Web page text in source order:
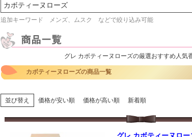
検索
追加キーワード メンズ、ムスク などで絞り込み可能
グレ カボティーヌローズの厳選おすすめ人
カボティーヌローズの商品一覧
並び替え 価格が安い順 価格が高い順 新着順
商品が早く届いたのでよか
ったです。また利用させて
好きな香水を、いろいろ少
量試せるところが魅力でし
気持